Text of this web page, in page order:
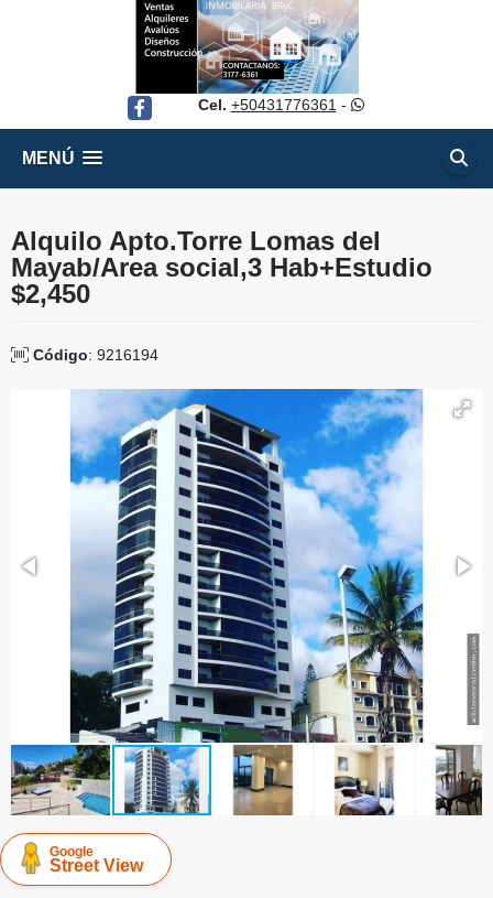
Facebook Cel. +50431776361 -
MENÚ
Alquilo Apto.Torre Lomas del
Mayab/Area social,3 Hab+Estudio
$2,450
Código: 9216194
Google
Street View